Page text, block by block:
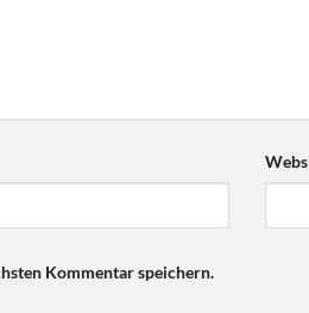
Kommentar speichern.